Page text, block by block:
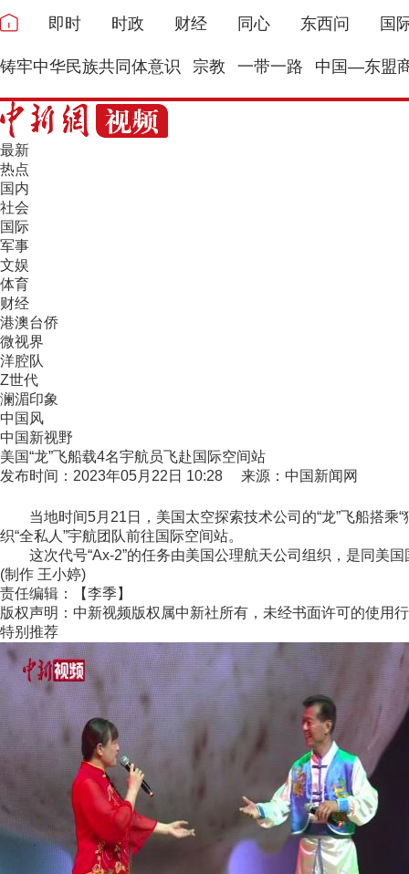
即时 时政 财经 同心 东西问 国
铸牢中华民族共同体意识 宗教 一带一路 中国—东盟
最新
热点
国内
社会
国际
军事
文娱
体育
财经
港澳台侨
微视界
洋腔队
Z世代
澜湄印象
中国风
中国新视野
美国“龙”飞船载4名宇航员飞赴国际空间站
发布时间：2023年05月22日 10:28 来源：中国新闻网
当地时间5月21日，美国太空探索技术公司的“龙”飞船搭乘“
织“全私人”宇航团队前往国际空间站。
这次代号“Ax-2”的任务由美国公理航天公司组织，是同美国
(制作 王小婷)
责任编辑：【李季】
版权声明：中新视频版权属中新社所有，未经书面许可的使用
特别推荐